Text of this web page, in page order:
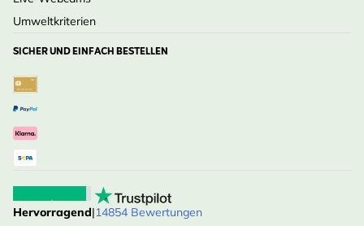
Umweltkriterien
SICHER UND EINFACH BESTELLEN
Hervorragend|14854 Bewertungen